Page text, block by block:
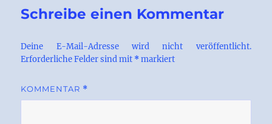
Schreibe einen Kommentar
Deine E-Mail-Adresse wird nicht veröffentlicht.
Erforderliche Felder sind mit *markiert
KOMMENTAR *